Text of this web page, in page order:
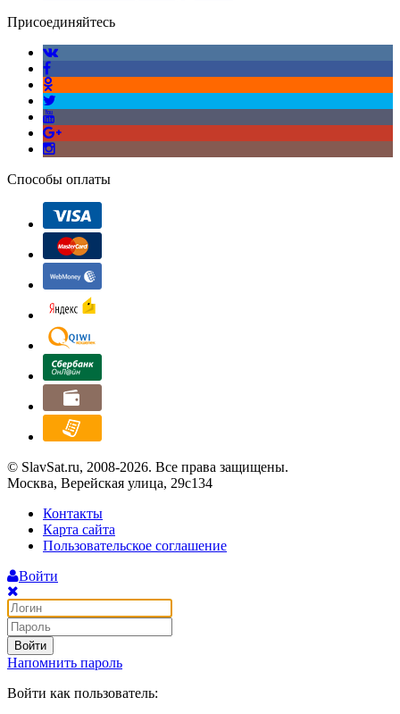
Присоединяйтесь
Способы оплаты
© SlavSat.ru, 2008-2026. Все права защищены.
Москва, Верейская улица, 29с134
Контакты
Карта сайта
Пользовательское соглашение
Войти
Войти
Напомнить пароль
Войти как пользователь: